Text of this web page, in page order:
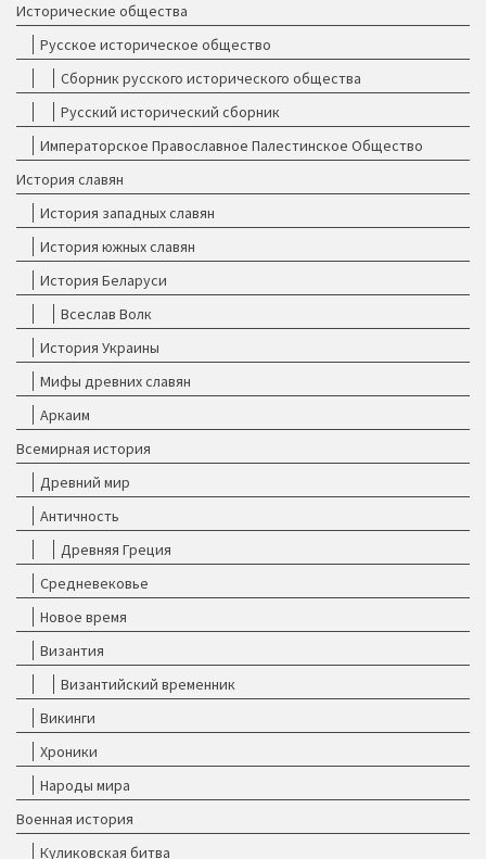
Исторические общества
Русское историческое общество
Сборник русского исторического общества
Русский исторический сборник
Императорское Православное Палестинское Общество
История славян
История западных славян
История южных славян
История Беларуси
Всеслав Волк
История Украины
Мифы древних славян
Аркаим
Всемирная история
Древний мир
Античность
Древняя Греция
Средневековье
Новое время
Византия
Византийский временник
Викинги
Хроники
Народы мира
Военная история
Куликовская битва